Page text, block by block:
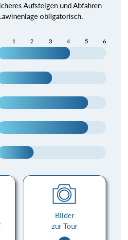
Aufsteigen und Abfahren
obligatorisch.
1 2 3 4 5 6
Bilder
zur Tour